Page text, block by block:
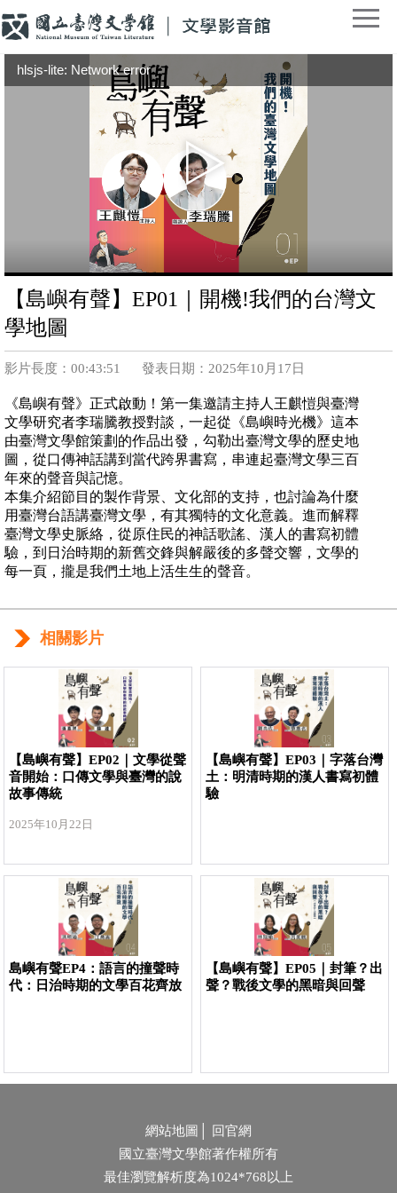
hlsjs-lite: Network error
【島嶼有聲】EP01｜開機!我們的台灣文
學地圖
影片長度：00:43:51 發表日期：2025年10月17日
《島嶼有聲》正式啟動！第一集邀請主持人王麒愷與臺灣
文學研究者李瑞騰教授對談，一起從《島嶼時光機》這本
由臺灣文學館策劃的作品出發，勾勒出臺灣文學的歷史地
圖，從口傳神話講到當代跨界書寫，串連起臺灣文學三百
年來的聲音與記憶。
本集介紹節目的製作背景、文化部的支持，也討論為什麼
用臺灣台語講臺灣文學，有其獨特的文化意義。進而解釋
臺灣文學史脈絡，從原住民的神話歌謠、漢人的書寫初體
驗，到日治時期的新舊交鋒與解嚴後的多聲交響，文學的
每一頁，攏是我們土地上活生生的聲音。
相關影片
【島嶼有聲】EP02｜文學從聲
音開始：口傳文學與臺灣的說
故事傳統
2025年10月22日
【島嶼有聲】EP03｜字落台灣
土：明清時期的漢人書寫初體
驗
島嶼有聲EP4：語言的撞聲時
代：日治時期的文學百花齊放
【島嶼有聲】EP05｜封筆？出
聲？戰後文學的黑暗與回聲
網站地圖
回官網
國立臺灣文學館著作權所有
最佳瀏覽解析度為1024*768以上